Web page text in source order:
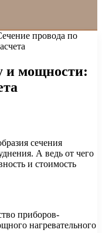
провода по
и мощности:
сечения
А ведь от чего
и стоимость
приборов-
нагревательного